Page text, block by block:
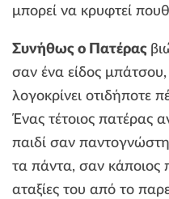
μπορεί να κρυφτεί
Συνήθως ο Πατέρας
σαν ένα είδος
λογοκρίνει οτιδήποτε
Ένας τέτοιος πατέρας
παιδί σαν
τα πάντα, σαν κάποιος
αταξίες του από το